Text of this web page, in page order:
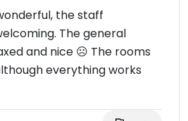
the staff
The general
and nice ☹ The rooms
everything works